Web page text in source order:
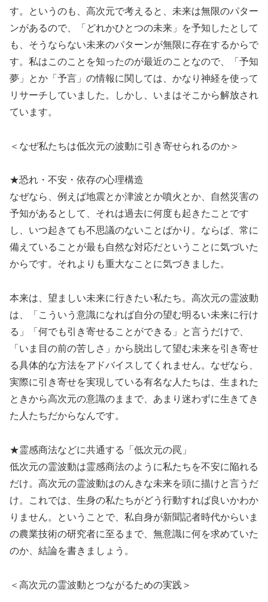
す。というのも、高次元で考えると、未来は無限のパター
ンがあるので、「どれかひとつの未来」を予知したとして
も、そうならない未来のパターンが無限に存在するからで
す。私はこのことを知ったのが最近のことなので、「予知
夢」とか「予言」の情報に関しては、かなり神経を使って
リサーチしていました。しかし、いまはそこから解放され
ています。
＜なぜ私たちは低次元の波動に引き寄せられるのか＞
★恐れ・不安・依存の心理構造
なぜなら、例えば地震とか津波とか噴火とか、自然災害の
予知があるとして、それは過去に何度も起きたことです
し、いつ起きても不思議のないことばかり。ならば、常に
備えていることが最も自然な対応だということに気づいた
からです。それよりも重大なことに気づきました。
本来は、望ましい未来に行きたい私たち。高次元の霊波動
は、「こういう意識になれば自分の望む明るい未来に行け
る」「何でも引き寄せることができる」と言うだけで、
「いま目の前の苦しさ」から脱出して望む未来を引き寄せ
る具体的な方法をアドバイスしてくれません。なぜなら、
実際に引き寄せを実現している有名な人たちは、生まれた
ときから高次元の意識のままで、あまり迷わずに生きてき
た人たちだからなんです。
★霊感商法などに共通する「低次元の罠」
低次元の霊波動は霊感商法のように私たちを不安に陥れる
だけ。高次元の霊波動はのんきな未来を頭に描けと言うだ
け。これでは、生身の私たちがどう行動すれば良いかわか
りません。ということで、私自身が新聞記者時代からいま
の農業技術の研究者に至るまで、無意識に何を求めていた
のか、結論を書きましょう。
＜高次元の霊波動とつながるための実践＞